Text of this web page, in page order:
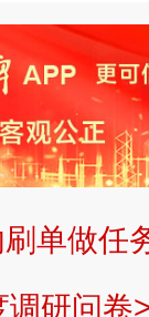
本站所
生产产
介服务。
页面信息
>> 提交品
单做任
研问卷